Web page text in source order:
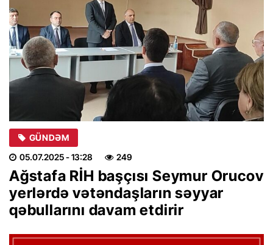
GÜNDƏM
05.07.2025- 13:28 249
Ağstafa RİH başçısı Seymur Orucov
yerlərdə vətəndaşların səyyar
qəbullarını davam etdirir